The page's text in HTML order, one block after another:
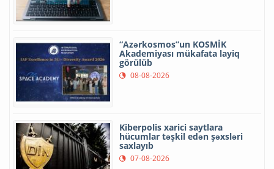
“Azərkosmos”un KOSMİK
Akademiyası mükafata layiq
görülüb
08-08-2026
Kiberpolis xarici saytlara
hücumlar təşkil edən şəxsləri
saxlayıb
07-08-2026